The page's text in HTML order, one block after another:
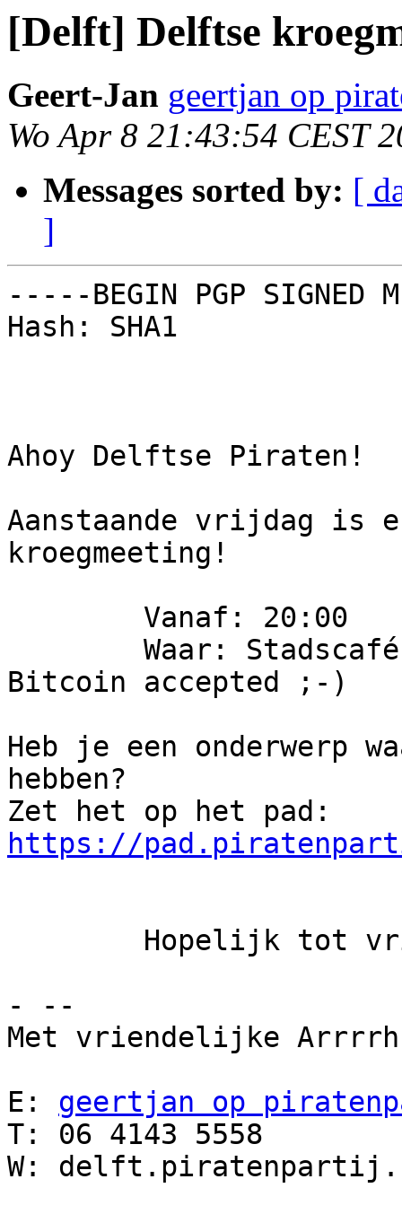
[Delft] Delftse
Geert-Jan geertjan op
Wo Apr 8 21:43:54 CEST
Messages sorted by: [
]
-----BEGIN PGP SIGNED
Hash: SHA1
Ahoy Delftse Piraten!
Aanstaande vrijdag is
kroegmeeting!
Bitcoin accepted ;-)
Heb je een onderwerp
hebben?
https://
- --
Met vriendelijke
E: geertjan op
T: 06 4143 5558
W: